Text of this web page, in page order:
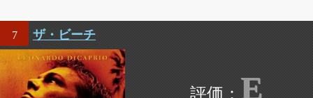
7 ザ・ビーチ
E